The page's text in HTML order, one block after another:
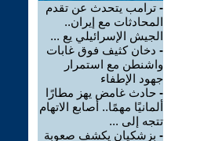
- ترامب يتحدث عن تقدم
المحادثات مع إيران..
الجيش الإسرائيلي يع ...
- دخان كثيف فوق غابات
واشنطن مع استمرار
جهود الإطفاء
- حادث غامض يهز مطارًا
ألمانيًا مهمًا.. أصابع الاتهام
تتجه إلى ...
- بزشكيان يكشف صعوبة